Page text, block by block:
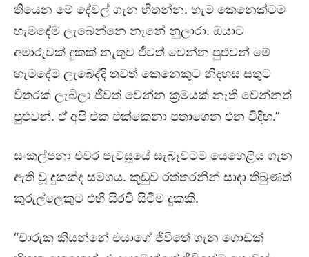
තියෙන මේ දේවල් ගැන හිතන්න. හැම කෙනෙක්ටම
හැමදේම ලැබෙන්නෙ නෑනේ නුලාරා. ඔයාට
අමාරුවක් දුකක් නැතුව ජීවත් වෙන්න පුළුවන් මේ
හැමදේම ලැබෙද්දි තවත් කෙනෙකුට නිදහස සතුට
විතරක් ලැබිලා ජීවත් වෙන්න ක්‍රමයක් නැති වෙන්නත්
පුළුවන්. ඒ අපි එක එක්කෙනා පතාගෙන එන විදිහ.”
සංකල්පනා එවර පැවසූයේ සැබෑවටම යෙහෙළිය ගැන
ඇති වූ දුකක්ද සමගය. කූඩුව රත්තරනින් සාදා තිබුණත්
කුරුල්ලෙකුට එහි සිරවී සිටීම දුකකි.
“චාරුක කියන්නේ එයාගේ ජීවිතේ ගැන ගොඩක්